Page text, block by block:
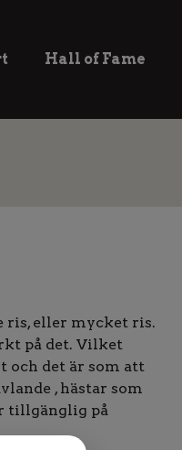
Hall of Fame
ris, eller mycket ris.
på det. Vilket
det är som att
, hästar som
tillgänglig på